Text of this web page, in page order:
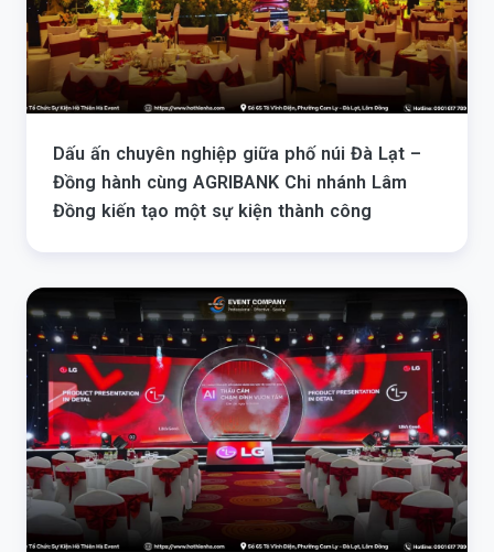
Dấu ấn chuyên nghiệp giữa phố núi Đà Lạt –
Đồng hành cùng AGRIBANK Chi nhánh Lâm
Đồng kiến tạo một sự kiện thành công